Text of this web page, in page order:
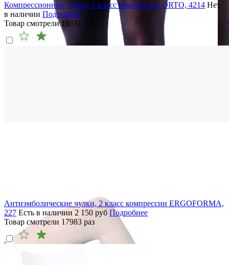
Компрессионные чулки, 1 класс компрессии ORTO, 4214 Нет
в наличии Подробнее
Товар смотрели16531
Антиэмболические чулки, 2 класс компрессии ERGOFORMA,
227 Есть в наличии 2 150 руб Подробнее
Товар смотрели 17983 раз